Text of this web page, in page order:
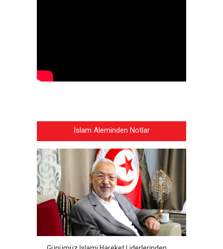
İslam Aleminden Notlar